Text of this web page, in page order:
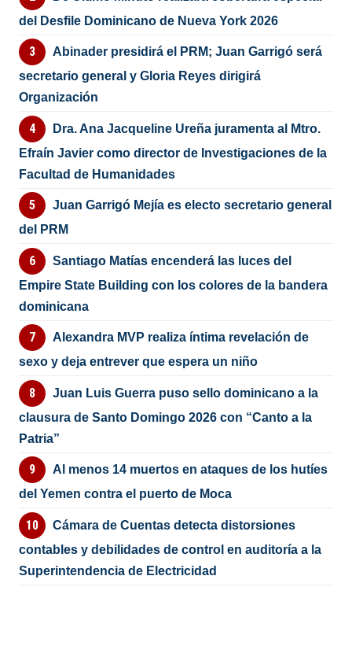
del Desfile Dominicano de Nueva York 2026
Abinader presidirá el PRM; Juan Garrigó será
secretario general y Gloria Reyes dirigirá
Organización
Dra. Ana Jacqueline Ureña juramenta al Mtro.
Efraín Javier como director de Investigaciones de la
Facultad de Humanidades
Juan Garrigó Mejía es electo secretario general
del PRM
Santiago Matías encenderá las luces del
Empire State Building con los colores de la bandera
dominicana
Alexandra MVP realiza íntima revelación de
sexo y deja entrever que espera un niño
Juan Luis Guerra puso sello dominicano a la
clausura de Santo Domingo 2026 con “Canto a la
Patria”
Al menos 14 muertos en ataques de los hutíes
del Yemen contra el puerto de Moca
Cámara de Cuentas detecta distorsiones
contables y debilidades de control en auditoría a la
Superintendencia de Electricidad